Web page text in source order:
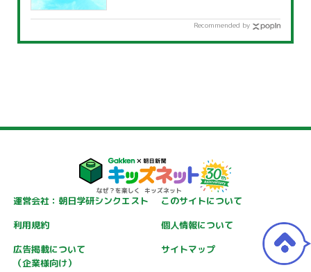
Recommended by
運営会社：朝日学研シンクエスト
このサイトについて
利用規約
個人情報について
広告掲載について
（企業様向け）
サイトマップ